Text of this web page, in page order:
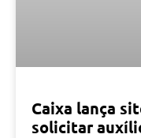
Caixa lança
solicitar